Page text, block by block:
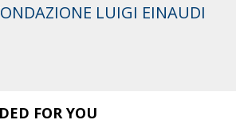
LUIGI EINAUDI
FOR YOU